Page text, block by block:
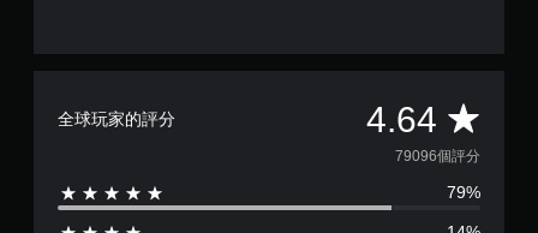
全球玩家的評分 4.64 平
均
評
79096個評分
79%